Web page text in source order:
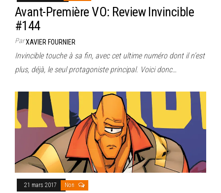
Avant-Première VO: Review Invincible
#144
ParXAVIER FOURNIER
Invincible touche à sa fin, avec cet ultime numéro dont il n’est
plus, déjà, le seul protagoniste principal. Voici donc…
21 mars 2017 Non